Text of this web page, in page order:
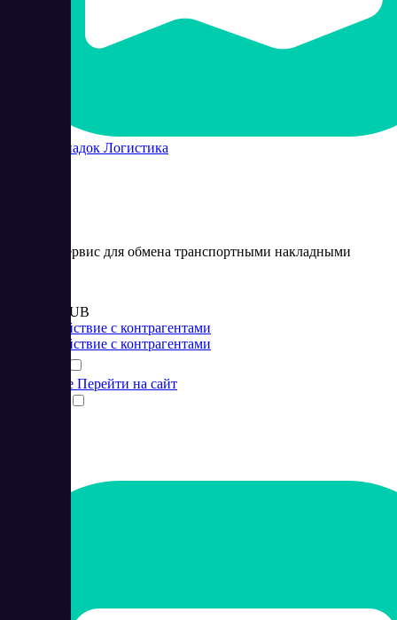
Контур Диадок Логистика
Онлайн-сервис для обмена транспортными накладными
от 6 500 RUB
Взаимодействие с контрагентами
Взаимодействие с контрагентами
Подробнее Перейти на сайт